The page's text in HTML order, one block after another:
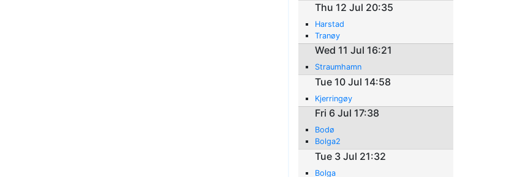
Thu 12 Jul 20:35
Harstad
Tranøy
Wed 11 Jul 16:21
Straumhamn
Tue 10 Jul 14:58
Kjerringøy
Fri 6 Jul 17:38
Bodø
Bolga2
Tue 3 Jul 21:32
Bolga